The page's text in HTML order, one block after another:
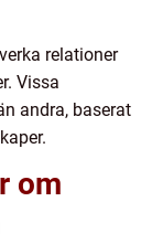
relationer
Vissa
andra, baserat
om